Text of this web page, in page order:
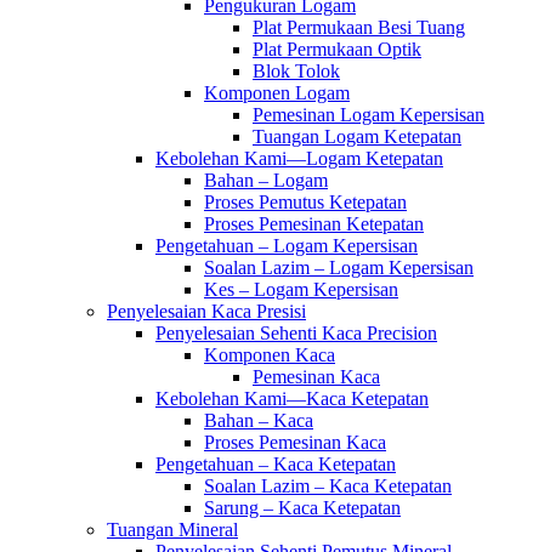
Pengukuran Logam
Plat Permukaan Besi Tuang
Plat Permukaan Optik
Blok Tolok
Komponen Logam
Pemesinan Logam Kepersisan
Tuangan Logam Ketepatan
Kebolehan Kami—Logam Ketepatan
Bahan – Logam
Proses Pemutus Ketepatan
Proses Pemesinan Ketepatan
Pengetahuan – Logam Kepersisan
Soalan Lazim – Logam Kepersisan
Kes – Logam Kepersisan
Penyelesaian Kaca Presisi
Penyelesaian Sehenti Kaca Precision
Komponen Kaca
Pemesinan Kaca
Kebolehan Kami—Kaca Ketepatan
Bahan – Kaca
Proses Pemesinan Kaca
Pengetahuan – Kaca Ketepatan
Soalan Lazim – Kaca Ketepatan
Sarung – Kaca Ketepatan
Tuangan Mineral